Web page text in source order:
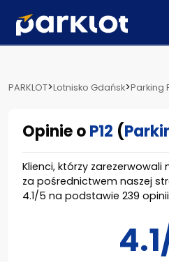
PARKLOT>Lotnisko Gdańsk>Parking
Opinie oP12 (
Klienci, którzy
za pośrednictwem naszej
4.1/5 na podstawie 239